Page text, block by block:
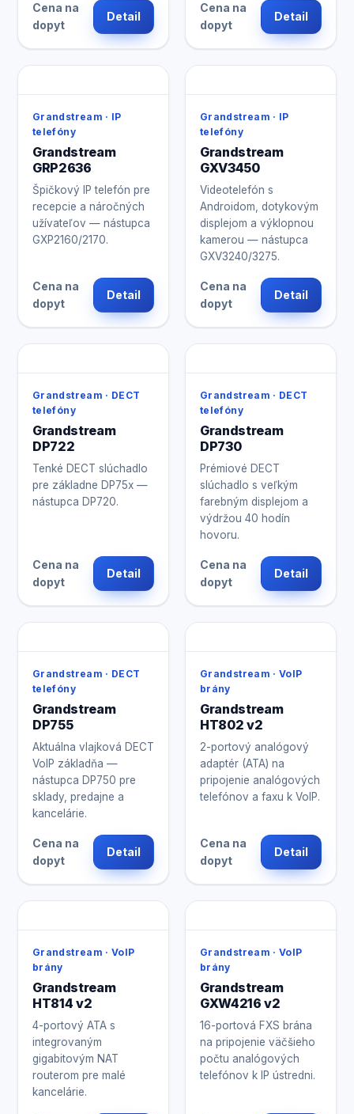
Cena na
dopyt
Detail
Cena na
dopyt
Detail
Grandstream · IP
telefóny
Grandstream
GRP2636
Špičkový IP telefón pre
recepcie a náročných
užívateľov — nástupca
GXP2160/2170.
Cena na
dopyt
Detail
Grandstream · IP
telefóny
Grandstream
GXV3450
Videotelefón s
Androidom, dotykovým
displejom a výklopnou
kamerou — nástupca
GXV3240/3275.
Cena na
dopyt
Detail
Grandstream · DECT
telefóny
Grandstream
DP722
Tenké DECT slúchadlo
pre základne DP75x —
nástupca DP720.
Cena na
dopyt
Detail
Grandstream · DECT
telefóny
Grandstream
DP730
Prémiové DECT
slúchadlo s veľkým
farebným displejom a
výdržou 40 hodín
hovoru.
Cena na
dopyt
Detail
Grandstream · DECT
telefóny
Grandstream
DP755
Aktuálna vlajková DECT
VoIP základňa —
nástupca DP750 pre
sklady, predajne a
kancelárie.
Cena na
dopyt
Detail
Grandstream · VoIP
brány
Grandstream
HT802 v2
2-portový analógový
adaptér (ATA) na
pripojenie analógových
telefónov a faxu k VoIP.
Cena na
dopyt
Detail
Grandstream · VoIP
brány
Grandstream
HT814 v2
4-portový ATA s
integrovaným
gigabitovým NAT
routerom pre malé
kancelárie.
Grandstream · VoIP
brány
Grandstream
GXW4216 v2
16-portová FXS brána
na pripojenie väčšieho
počtu analógových
telefónov k IP ústredni.